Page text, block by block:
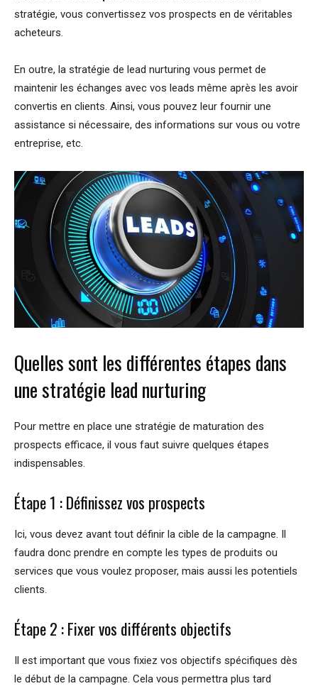
stratégie, vous convertissez vos prospects en de véritables
acheteurs.
En outre, la stratégie de lead nurturing vous permet de
maintenir les échanges avec vos leads même après les avoir
convertis en clients. Ainsi, vous pouvez leur fournir une
assistance si nécessaire, des informations sur vous ou votre
entreprise, etc.
Quelles sont les différentes étapes dans
une stratégie lead nurturing
Pour mettre en place une stratégie de maturation des
prospects efficace, il vous faut suivre quelques étapes
indispensables.
Étape 1 : Définissez vos prospects
Ici, vous devez avant tout définir la cible de la campagne. Il
faudra donc prendre en compte les types de produits ou
services que vous voulez proposer, mais aussi les potentiels
clients.
Étape 2 : Fixer vos différents objectifs
Il est important que vous fixiez vos objectifs spécifiques dès
le début de la campagne. Cela vous permettra plus tard